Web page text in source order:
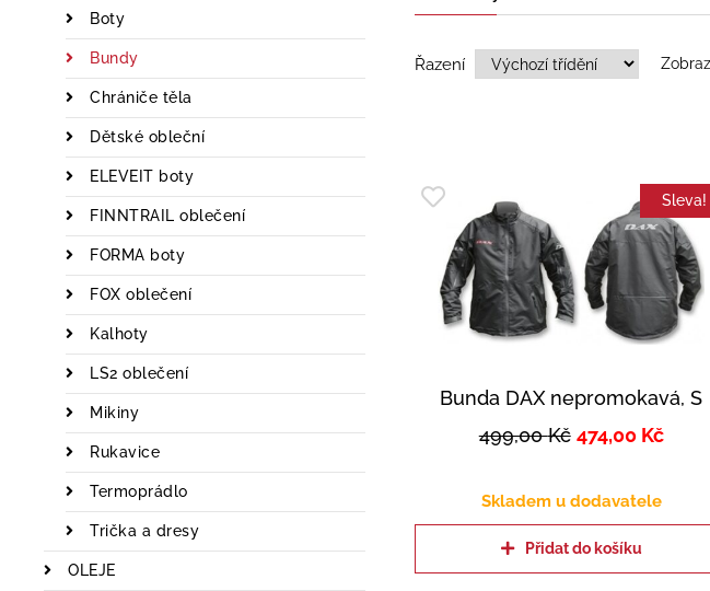
Boty
Bundy
Chrániče těla
Dětské obleční
ELEVEIT boty
FINNTRAIL oblečení
FORMA boty
FOX oblečení
Kalhoty
LS2 oblečení
Mikiny
Rukavice
Termoprádlo
Trička a dresy
OLEJE
Řazení
Sleva!
Bunda DAX nepromokavá, S
499,00Kč 474,00 Kč
Skladem u dodavatele
Přidat do košíku